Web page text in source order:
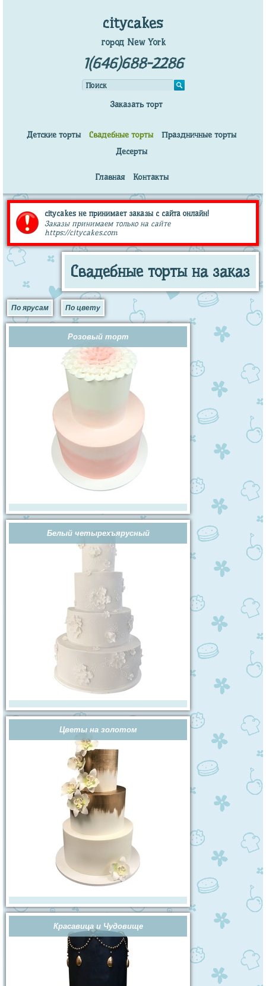
citycakes
город New York
1(646)688-2286
Заказать торт
Детские торты Свадебные торты
Праздничные торты
Десерты
Главная Контакты
citycakes не принимает заказы с сайта онлайн!
Заказы принимаем только на сайте
https://citycakes.com
Свадебные торты на заказ
По ярусам По цвету
Розовый торт
Белый четырехъярусный
Цветы на золотом
Красавица и Чудовище